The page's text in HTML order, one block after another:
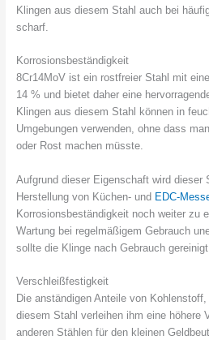
Klingen aus diesem Stahl auch bei
scharf.
Korrosionsbeständigkeit
8Cr14MoV ist ein rostfreier Stahl mit
14 % und bietet daher eine
Klingen aus diesem Stahl können in
Umgebungen verwenden, ohne dass
oder Rost machen müsste.
Aufgrund dieser Eigenschaft wird dieser
Herstellung von Küchen- und EDC-
Korrosionsbeständigkeit noch weiter zu
Wartung bei regelmäßigem Gebrauch
sollte die Klinge nach Gebrauch
Verschleißfestigkeit
Die anständigen Anteile von
diesem Stahl verleihen ihm eine höhere
anderen Stählen für den kleinen